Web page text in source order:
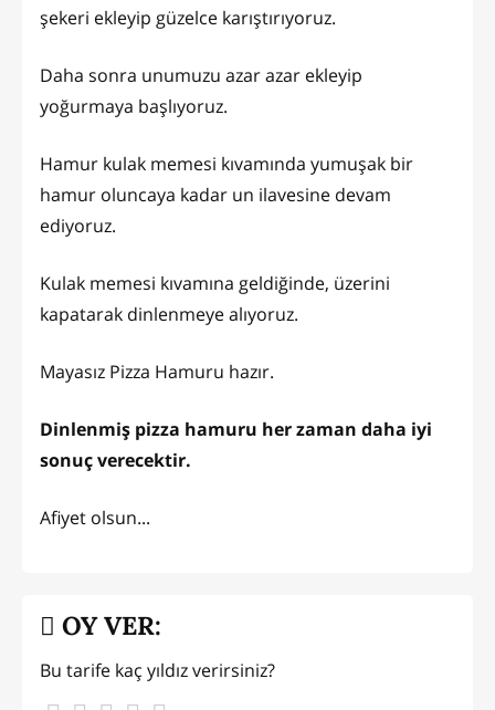
şekeri ekleyip güzelce karıştırıyoruz.
Daha sonra unumuzu azar azar ekleyip
yoğurmaya başlıyoruz.
Hamur kulak memesi kıvamında yumuşak bir
hamur oluncaya kadar un ilavesine devam
ediyoruz.
Kulak memesi kıvamına geldiğinde, üzerini
kapatarak dinlenmeye alıyoruz.
Mayasız Pizza Hamuru hazır.
Dinlenmiş pizza hamuru her zaman daha iyi
sonuç verecektir.
Afiyet olsun...
OY VER:
Bu tarife kaç yıldız verirsiniz?